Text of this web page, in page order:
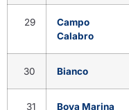
29
Campo
Calabro
30 Bianco
31 Bova Marina